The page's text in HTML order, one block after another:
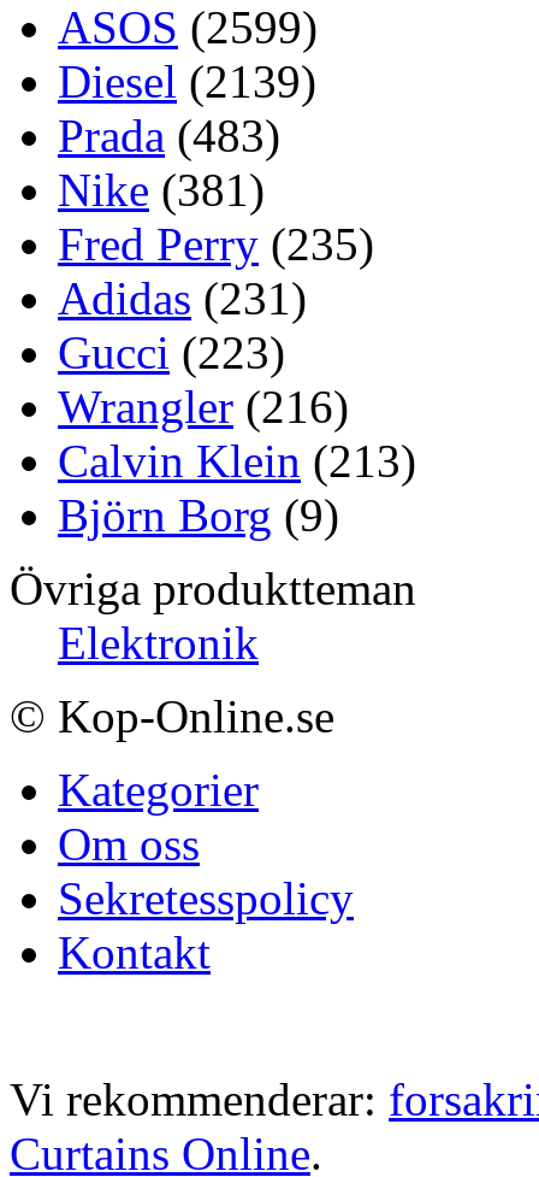
ASOS (2599)
Diesel (2139)
Prada (483)
Nike (381)
Fred Perry (235)
Adidas (231)
Gucci (223)
Wrangler (216)
Calvin Klein (213)
Björn Borg (9)
Övriga produktteman
Elektronik
© Kop-Online.se
Kategorier
Om oss
Sekretesspolicy
Kontakt
Vi rekommenderar:
Curtains Online.